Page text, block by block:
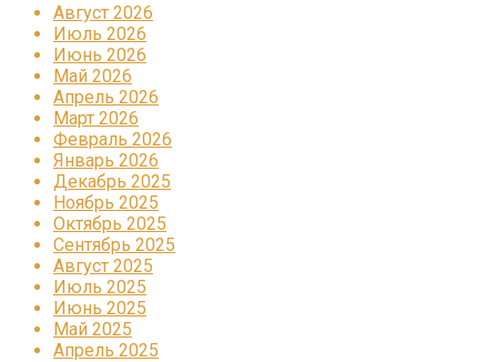
Август 2026
Июль 2026
Июнь 2026
Май 2026
Апрель 2026
Март 2026
Февраль 2026
Январь 2026
Декабрь 2025
Ноябрь 2025
Октябрь 2025
Сентябрь 2025
Август 2025
Июль 2025
Июнь 2025
Май 2025
Апрель 2025